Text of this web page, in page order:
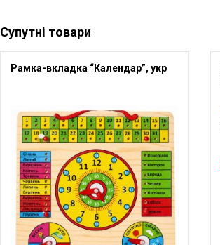
Супутні товари
Рамка-вкладка “Календар”, укр